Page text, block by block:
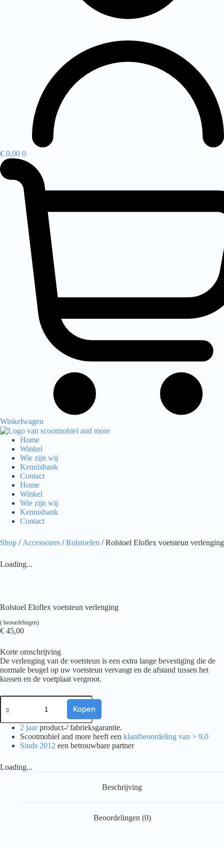
€ 0,00 0
Winkelwagen
Home
Winkel
Wie zijn wij
Kennisbank
Contact
Home
Winkel
Wie zijn wij
Kennisbank
Contact
Shop / Accessoires /Rolstoelen / Rolstoel Eloflex voetsteun verlenging
Loading...
Rolstoel Eloflex voetsteun verlenging
( beoordelingen)
€ 45,00
Korte omschrijving
De verlenging van de voetsteun is een extra lange bevestiging die de
normale beugel op uw voetsteun vervangt en de afstand tussen het
kussen en de voetplaat vergroot.
Rolstoel
Eloflex
verlenging
Kopen
2 jaarproduct-/ fabrieksgarantie.
Scootmobiel and more heeft een klantbeoordeling van > 9,0
Sinds 2012 een betrouwbare partner
Loading...
Beschrijving
Beoordelingen (0)